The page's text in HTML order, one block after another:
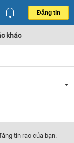
Đăng tin
khác
tin rao của bạn.